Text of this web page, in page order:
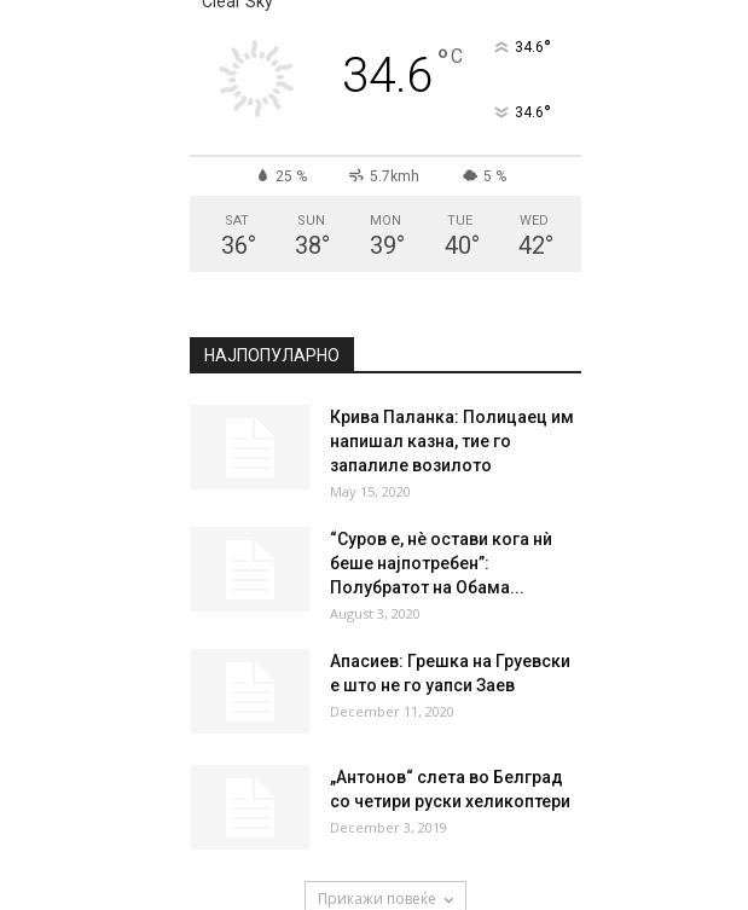
34.6°C 34.6°
34.6°
25 % 5.7kmh 5 %
SAT
36°
SUN
38°
MON
39°
TUE
40°
WED
42°
НАЈПОПУЛАРНО
Крива Паланка: Полицаец им
напишал казна, тие го
запалиле возилото
May 15, 2020
“Суров е, нè остави кога нѝ
беше најпотребен”:
Полубратот на Обама...
August 3, 2020
Апасиев: Грешка на Груевски
е што не го уапси Заев
December 11, 2020
„Антонов“ слета во Белград
со четири руски хеликоптери
December 3, 2019
Прикажи повеќе